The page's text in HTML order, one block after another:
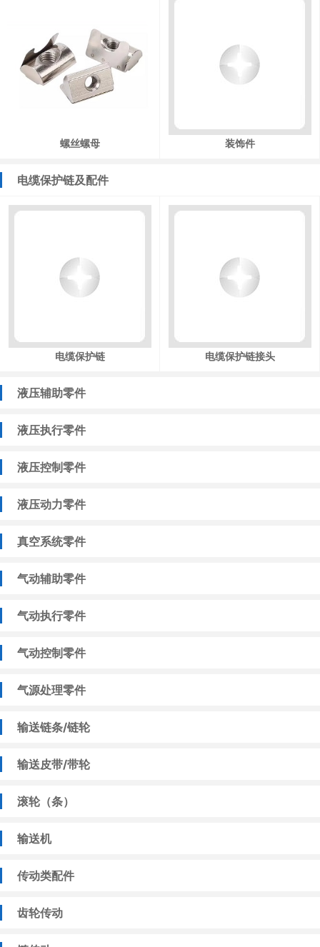
螺丝螺母 装饰件
电缆保护链及配件
电缆保护链 电缆保护链接头
液压辅助零件
液压执行零件
液压控制零件
液压动力零件
真空系统零件
气动辅助零件
气动执行零件
气动控制零件
气源处理零件
输送链条/链轮
输送皮带/带轮
滚轮（条）
输送机
传动类配件
齿轮传动